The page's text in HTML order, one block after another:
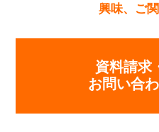
興味、ご
資料請求
お問い合